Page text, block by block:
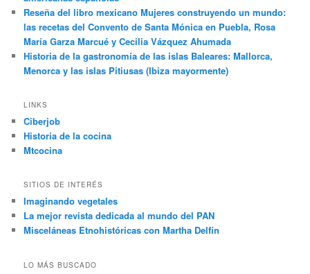
Reseña del libro mexicano Mujeres construyendo un mundo:
las recetas del Convento de Santa Mónica en Puebla, Rosa
María Garza Marcué y Cecilia Vázquez Ahumada
Historia de la gastronomía de las islas Baleares: Mallorca,
Menorca y las islas Pitiusas (Ibiza mayormente)
LINKS
Ciberjob
Historia de la cocina
Mtcocina
SITIOS DE INTERÉS
Imaginando vegetales
La mejor revista dedicada al mundo del PAN
Misceláneas Etnohistóricas con Martha Delfín
LO MÁS BUSCADO